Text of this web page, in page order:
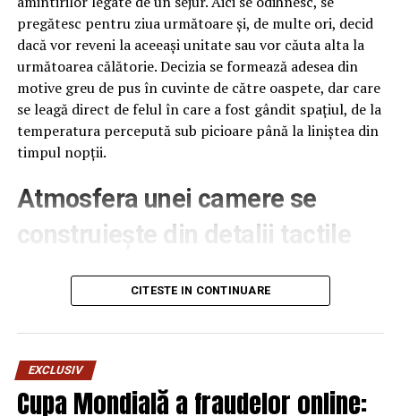
pregătesc pentru ziua următoare și, de multe ori, decid
dacă vor reveni la aceeași unitate sau vor căuta alta la
următoarea călătorie. Decizia se formează adesea din
motive greu de pus în cuvinte de către oaspete, dar care
se leagă direct de felul în care a fost gândit spațiul, de la
temperatura percepută sub picioare până la liniștea din
timpul nopții.
Atmosfera unei camere se
construiește din detalii tactile
Contactul direct cu pardoseala este una dintre primele
senzații fizice pe care le are un oaspete atunci când
pe drum, seara târziu. Textura și moliciunea potrivite,
oferite democheta hotel
care este percepută o cameră, chiar dacă restul
mobilierului rămâne identic de la o unitate la alta din
CITESTE IN CONTINUARE
EXCLUSIV
Cupa Mondială a fraudelor online: